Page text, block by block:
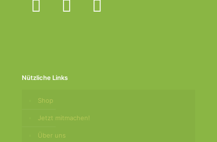
Nützliche Links
Shop
Jetzt mitmachen!
Über uns